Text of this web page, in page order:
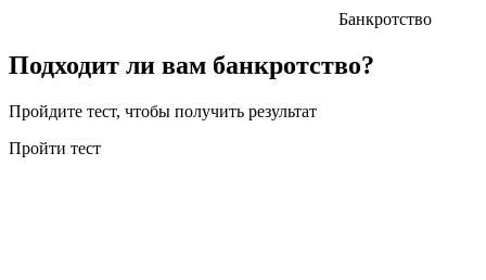
Банкротство
Подходит ли вам банкротство?
Пройдите тест, чтобы получить результат
Пройти тест